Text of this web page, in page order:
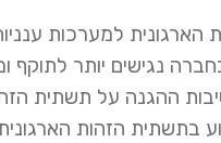
למערכות
נגישים יותר לתוקף
ההגנה על תשתית
בתשתית הזהות